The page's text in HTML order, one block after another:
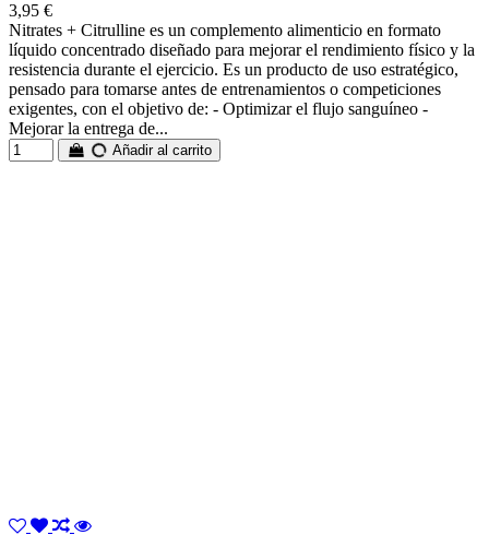
3,95 €
Nitrates + Citrulline es un complemento alimenticio en formato
líquido concentrado diseñado para mejorar el rendimiento físico y la
resistencia durante el ejercicio. Es un producto de uso estratégico,
pensado para tomarse antes de entrenamientos o competiciones
exigentes, con el objetivo de: - Optimizar el flujo sanguíneo -
Mejorar la entrega de...
Añadir al carrito